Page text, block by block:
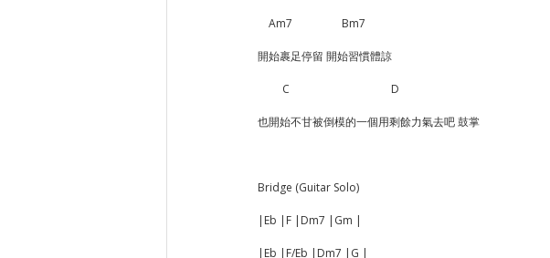
    Am7                  Bm7
開始裹足停留 開始習慣體諒
         C           　　　              D
也開始不甘被倒模的一個用剩餘力氣去吧 鼓掌
Bridge (Guitar Solo)
|Eb |F |Dm7 |Gm |
|Eb |F/Eb |Dm7 |G |